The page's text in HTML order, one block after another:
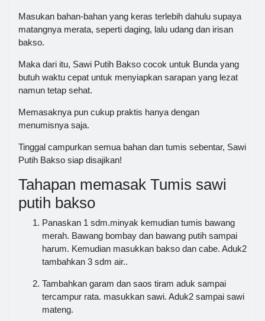
Masukan bahan-bahan yang keras terlebih dahulu supaya
matangnya merata, seperti daging, lalu udang dan irisan
bakso.
Maka dari itu, Sawi Putih Bakso cocok untuk Bunda yang
butuh waktu cepat untuk menyiapkan sarapan yang lezat
namun tetap sehat.
Memasaknya pun cukup praktis hanya dengan
menumisnya saja.
Tinggal campurkan semua bahan dan tumis sebentar, Sawi
Putih Bakso siap disajikan!
Tahapan memasak Tumis sawi
putih bakso
Panaskan 1 sdm.minyak kemudian tumis bawang
merah. Bawang bombay dan bawang putih sampai
harum. Kemudian masukkan bakso dan cabe. Aduk2
tambahkan 3 sdm air..
Tambahkan garam dan saos tiram aduk sampai
tercampur rata. masukkan sawi. Aduk2 sampai sawi
mateng.